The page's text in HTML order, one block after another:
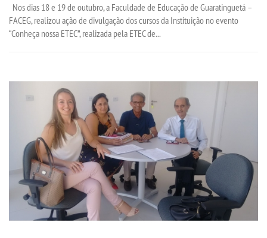
Nos dias 18 e 19 de outubro, a Faculdade de Educação de Guaratinguetá –
FACEG, realizou ação de divulgação dos cursos da Instituição no evento
“Conheça nossa ETEC”, realizada pela ETEC de...